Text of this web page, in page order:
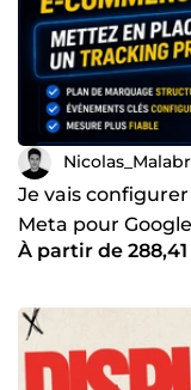
Je vais
Meta pour
À partir de 288,41